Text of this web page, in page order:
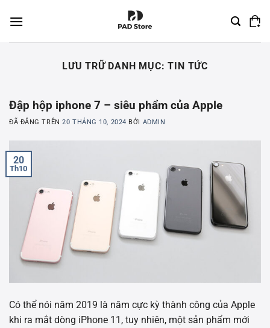
đến
LƯU TRỮ DANH MỤC:TIN TỨC
Đập hộp iphone 7 – siêu phẩm của Apple
ĐÃ ĐĂNG TRÊN20 THÁNG 10, 2024 BỞI ADMIN
20
Th10
Có thể nói năm 2019 là năm cực kỳ thành công của Apple
khi ra mắt dòng iPhone 11, tuy nhiên, một sản phẩm mới